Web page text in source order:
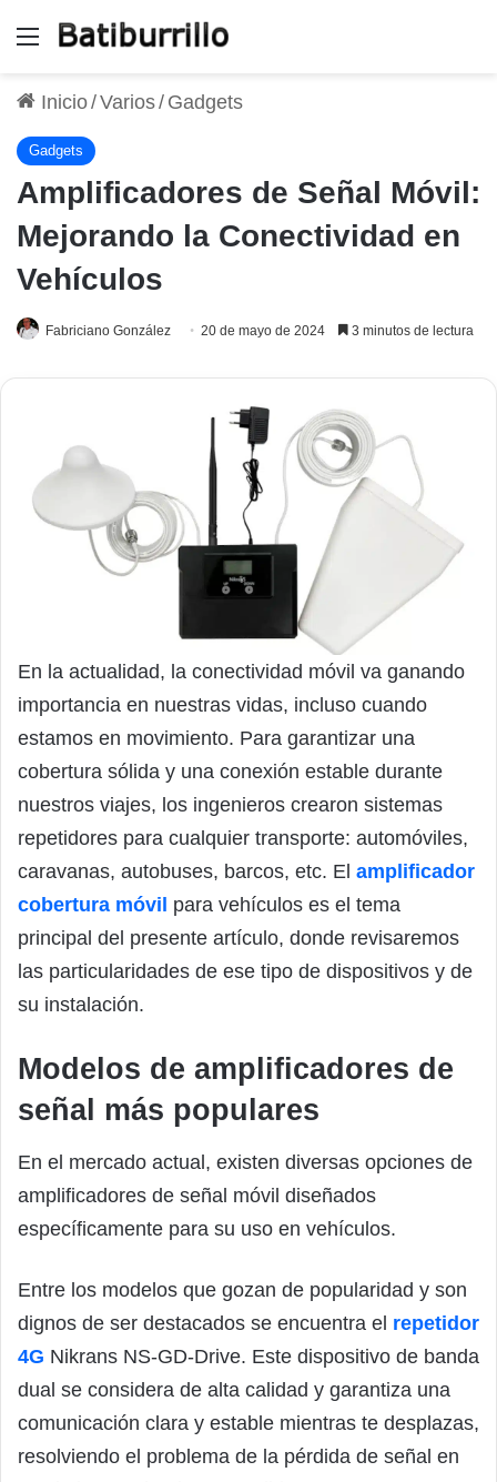
Menú
Inicio/Varios/ Gadgets
Gadgets
Amplificadores de Señal Móvil:
Mejorando la Conectividad en
Vehículos
Fabriciano González 20 de mayo de 2024 3 minutos de lectura
En la actualidad, la conectividad móvil va ganando
importancia en nuestras vidas, incluso cuando
estamos en movimiento. Para garantizar una
cobertura sólida y una conexión estable durante
nuestros viajes, los ingenieros crearon sistemas
repetidores para cualquier transporte: automóviles,
caravanas, autobuses, barcos, etc. El amplificador
cobertura móvil para vehículos es el tema
principal del presente artículo, donde revisaremos
las particularidades de ese tipo de dispositivos y de
su instalación.
Modelos de amplificadores de
señal más populares
En el mercado actual, existen diversas opciones de
amplificadores de señal móvil diseñados
específicamente para su uso en vehículos.
Entre los modelos que gozan de popularidad y son
dignos de ser destacados se encuentra el repetidor
4G Nikrans NS-GD-Drive. Este dispositivo de banda
dual se considera de alta calidad y garantiza una
comunicación clara y estable mientras te desplazas,
resolviendo el problema de la pérdida de señal en